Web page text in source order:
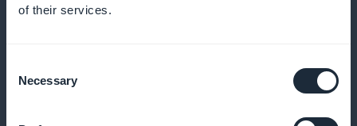
of their services.
Selection
Necessary